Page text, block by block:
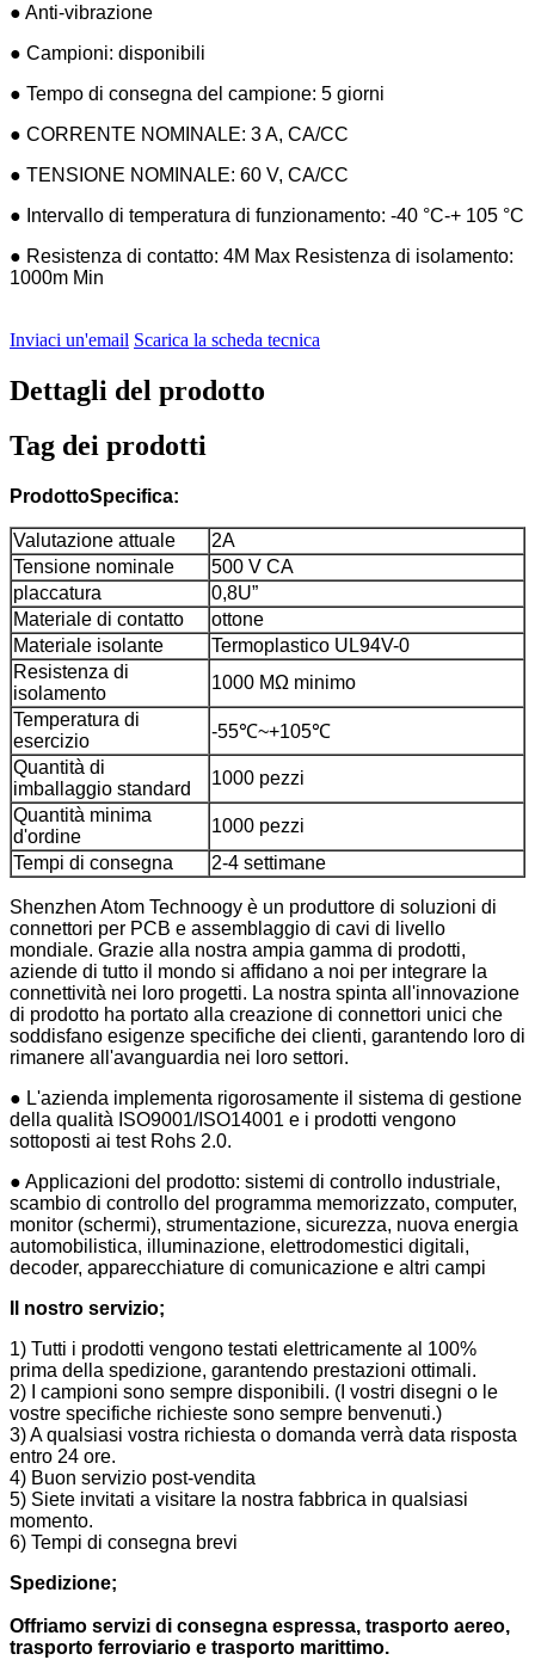
● Anti-vibrazione
● Campioni: disponibili
● Tempo di consegna del campione: 5 giorni
● CORRENTE NOMINALE: 3 A, CA/CC
● TENSIONE NOMINALE: 60 V, CA/CC
● Intervallo di temperatura di funzionamento: -40 °C-+ 105 °C
● Resistenza di contatto: 4M Max Resistenza di isolamento:
1000m Min
Inviaci un'email Scarica la scheda tecnica
Dettagli del prodotto
Tag dei prodotti
ProdottoSpecifica:
Valutazione attuale
2A
Tensione nominale
500 V CA
placcatura
0,8U”
Materiale di contatto
ottone
Materiale isolante
Termoplastico UL94V-0
Resistenza di
isolamento
1000 MΩ minimo
Temperatura di
esercizio
-55℃~+105℃
Quantità di
imballaggio standard
1000 pezzi
Quantità minima
d'ordine
1000 pezzi
Tempi di consegna
2-4 settimane
Shenzhen Atom Technoogy è un produttore di soluzioni di
connettori per PCB e assemblaggio di cavi di livello
mondiale. Grazie alla nostra ampia gamma di prodotti,
aziende di tutto il mondo si affidano a noi per integrare la
connettività nei loro progetti. La nostra spinta all'innovazione
di prodotto ha portato alla creazione di connettori unici che
soddisfano esigenze specifiche dei clienti, garantendo loro di
rimanere all'avanguardia nei loro settori.
● L'azienda implementa rigorosamente il sistema di gestione
della qualità ISO9001/ISO14001 e i prodotti vengono
sottoposti ai test Rohs 2.0.
● Applicazioni del prodotto: sistemi di controllo industriale,
scambio di controllo del programma memorizzato, computer,
monitor (schermi), strumentazione, sicurezza, nuova energia
automobilistica, illuminazione, elettrodomestici digitali,
decoder, apparecchiature di comunicazione e altri campi
Il nostro servizio;
1) Tutti i prodotti vengono testati elettricamente al 100%
prima della spedizione, garantendo prestazioni ottimali.
2) I campioni sono sempre disponibili. (I vostri disegni o le
vostre specifiche richieste sono sempre benvenuti.)
3) A qualsiasi vostra richiesta o domanda verrà data risposta
entro 24 ore.
4) Buon servizio post-vendita
5) Siete invitati a visitare la nostra fabbrica in qualsiasi
momento.
6) Tempi di consegna brevi
Spedizione;
Offriamo servizi di consegna espressa, trasporto aereo,
trasporto ferroviario e trasporto marittimo.